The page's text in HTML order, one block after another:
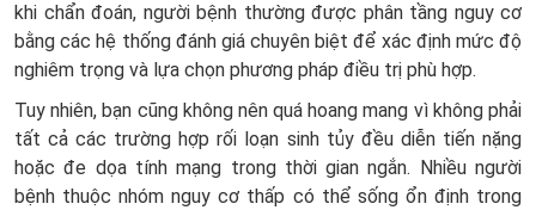
khi chẩn đoán, người bệnh thường được phân tầng nguy cơ
bằng các hệ thống đánh giá chuyên biệt để xác định mức độ
nghiêm trọng và lựa chọn phương pháp điều trị phù hợp.
Tuy nhiên, bạn cũng không nên quá hoang mang vì không phải
tất cả các trường hợp rối loạn sinh tủy đều diễn tiến nặng
hoặc đe dọa tính mạng trong thời gian ngắn. Nhiều người
bệnh thuộc nhóm nguy cơ thấp có thể sống ổn định trong